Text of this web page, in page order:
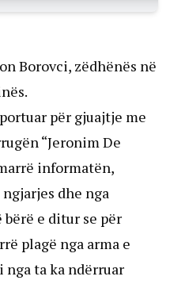
Borovci, zëdhënës në
për gjuajtje me
“Jeronim De
informatën,
dhe nga
e ditur se për
plagë nga arma e
ta ka ndërruar